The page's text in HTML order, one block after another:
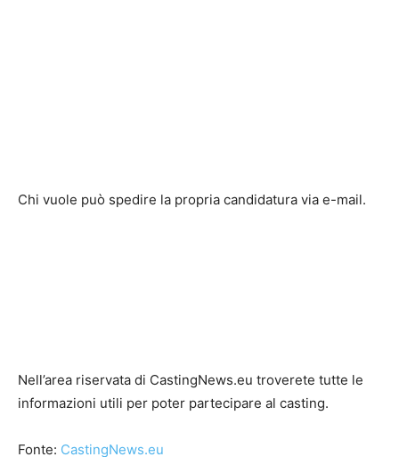
Chi vuole può spedire la propria candidatura via e-mail.
Nell’area riservata di CastingNews.eu troverete tutte le
informazioni utili per poter partecipare al casting.
Fonte: CastingNews.eu